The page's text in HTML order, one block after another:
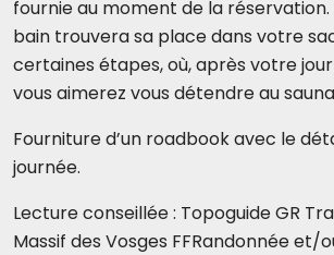
fournie au moment de la
bain trouvera sa place dans votre
certaines étapes, où, après votre
vous aimerez vous détendre au
Fourniture d’un roadbook avec le
journée.
Lecture conseillée : Topoguide GR
Massif des Vosges FFRandonnée et/